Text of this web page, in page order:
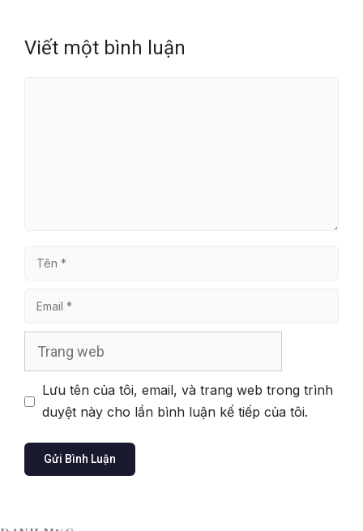
Viết một bình luận
Tên
Email
Lưu tên của tôi, email, và trang web trong trình
duyệt này cho lần bình luận kế tiếp của tôi.